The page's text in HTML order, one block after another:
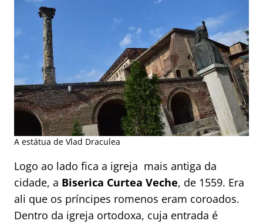
A estátua de Vlad Draculea
Logo ao lado fica a igreja mais antiga da
cidade, a Biserica Curtea Veche, de 1559. Era
ali que os príncipes romenos eram coroados.
Dentro da igreja ortodoxa, cuja entrada é